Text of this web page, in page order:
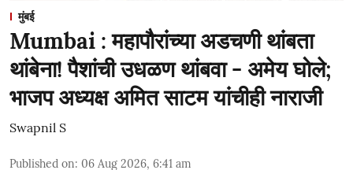
मुंबई
Mumbai : महापौरांच्या अडचणी थांबता
थांबेना! पैशांची उधळण थांबवा - अमेय घोले;
भाजप अध्यक्ष अमित साटम यांचीही नाराजी
Swapnil S
Published on: 06 Aug 2026, 6:41 am